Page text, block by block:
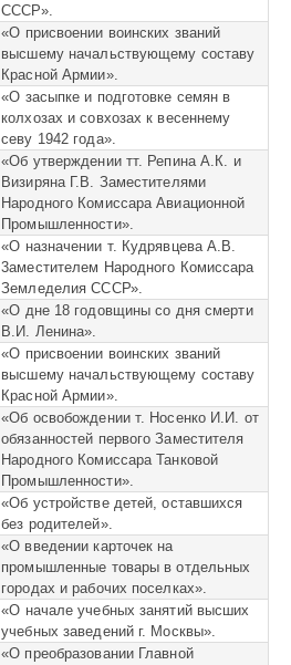
СССР».
«О присвоении воинских званий
высшему начальствующему составу
Красной Армии».
«О засыпке и подготовке семян в
колхозах и совхозах к весеннему
севу 1942 года».
«Об утверждении тт. Репина А.К. и
Визиряна Г.В. Заместителями
Народного Комиссара Авиационной
Промышленности».
«О назначении т. Кудрявцева А.В.
3аместителем Народного Комиссара
Земледелия СССР».
«О дне 18 годовщины со дня смерти
В.И. Ленина».
«О присвоении воинских званий
высшему начальствующему составу
Красной Армии».
«Об освобождении т. Носенко И.И. от
обязанностей первого Заместителя
Народного Комиссара Танковой
Промышленности».
«Об устройстве детей, оставшихся
без родителей».
«О введении карточек на
промышленные товары в отдельных
городах и рабочих поселках».
«О начале учебных занятий высших
учебных заведений г. Москвы».
«О преобразовании Главной